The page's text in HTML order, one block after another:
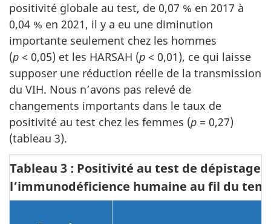
positivité globale au test, de 0,07 % en 2017 à
0,04 % en 2021, il y a eu une diminution
importante seulement chez les hommes
(p < 0,05) et les HARSAH (p < 0,01), ce qui laisse
supposer une réduction réelle de la transmission
du VIH. Nous n’avons pas relevé de
changements importants dans le taux de
positivité au test chez les femmes (p = 0,27)
(tableau 3).
Tableau 3 : Positivité au test de dépistage
l’immunodéficience humaine au fil du